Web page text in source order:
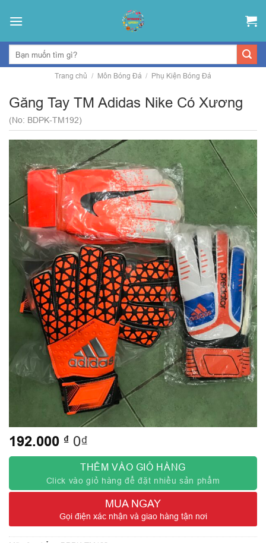
Trang chủ / Môn Bóng Đá / Phụ Kiện Bóng Đá
Găng Tay TM Adidas Nike Có Xương
(No: BDPK-TM192)
192.000 ₫ 0₫
THÊM VÀO GIỎ HÀNG
Click vào giỏ hàng để đặt nhiều sản phẩm
MUA NGAY
Gọi điện xác nhận và giao hàng tận nơi